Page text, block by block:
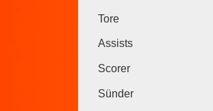
Tore
Assists
Scorer
Sünder